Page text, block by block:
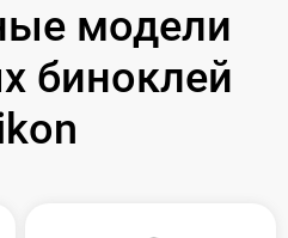
модели
биноклей